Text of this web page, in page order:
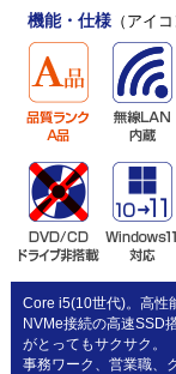
機能・仕様（アイコ
Core i5(10世代)。高性
NVMe接続の高速SSD
がとってもサクサク。
事務ワーク、営業職、